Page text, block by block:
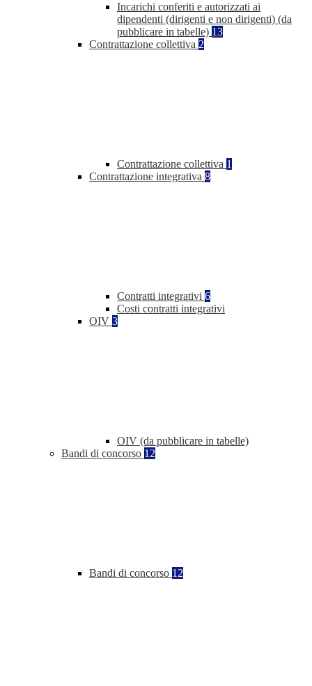
Incarichi conferiti e autorizzati ai
dipendenti (dirigenti e non dirigenti) (da
pubblicare in tabelle) 13
Contrattazione collettiva 2
Contrattazione collettiva 1
Contrattazione integrativa 8
Contratti integrativi 6
Costi contratti integrativi
OIV 3
OIV (da pubblicare in tabelle)
Bandi di concorso 12
Bandi di concorso 12